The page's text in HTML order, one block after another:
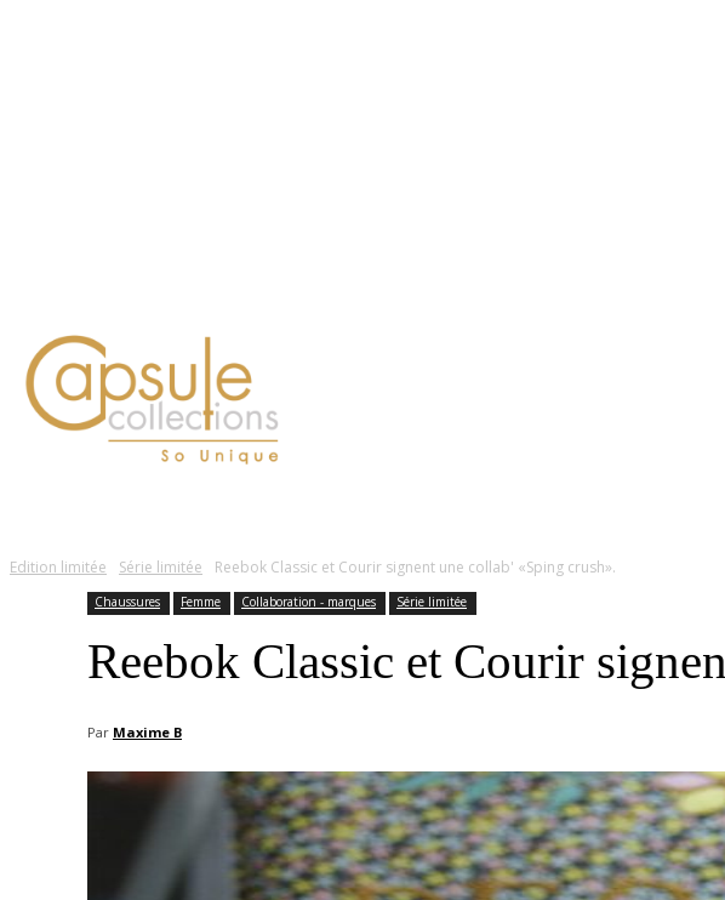
Edition limitée Série limitée Reebok Classic et Courir signent une collab' «Sping crush».
Chaussures Femme Collaboration - marques Série limitée
Reebok Classic et Courir
Par Maxime B